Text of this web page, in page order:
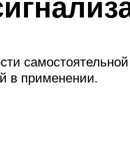
в применении.